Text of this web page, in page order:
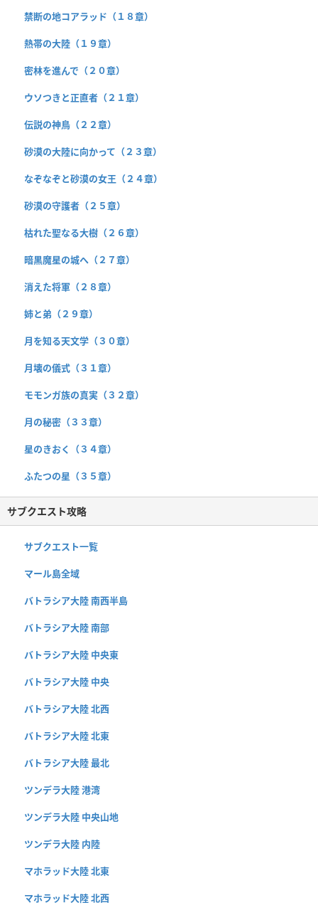
禁断の地コアラッド（１８章）
熱帯の大陸（１９章）
密林を進んで（２０章）
ウソつきと正直者（２１章）
伝説の神鳥（２２章）
砂漠の大陸に向かって（２３章）
なぞなぞと砂漠の女王（２４章）
砂漠の守護者（２５章）
枯れた聖なる大樹（２６章）
暗黒魔星の城へ（２７章）
消えた将軍（２８章）
姉と弟（２９章）
月を知る天文学（３０章）
月壊の儀式（３１章）
モモンガ族の真実（３２章）
月の秘密（３３章）
星のきおく（３４章）
ふたつの星（３５章）
サブクエスト攻略
サブクエスト一覧
マール島全域
バトラシア大陸 南西半島
バトラシア大陸 南部
バトラシア大陸 中央東
バトラシア大陸 中央
バトラシア大陸 北西
バトラシア大陸 北東
バトラシア大陸 最北
ツンデラ大陸 港湾
ツンデラ大陸 中央山地
ツンデラ大陸 内陸
マホラッド大陸 北東
マホラッド大陸 北西